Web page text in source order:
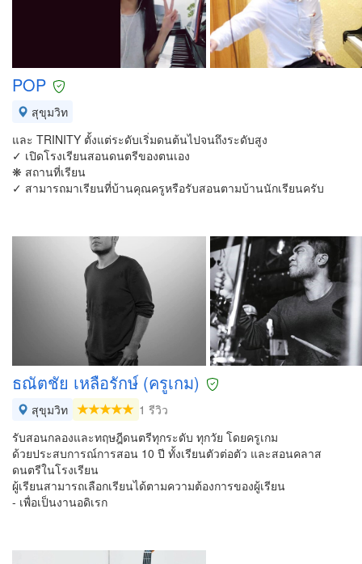
POP
สุขุมวิท
และ TRINITY ตั้งแต่ระดับเริ่มดนต้นไปจนถึงระดับสูง
✓ เปิดโรงเรียนสอนดนตรีของตนเอง
❋ สถานที่เรียน
✓ สามารถมาเรียนที่บ้านคุณครูหรือรับสอนตามบ้านนักเรียนครับ
ธณัตชัย เหลือรักษ์ (ครูเกม)
สุขุมวิท
1 รีวิว
รับสอนกลองและทฤษฎีดนตรีทุกระดับ ทุกวัย โดยครูเกม
ด้วยประสบการณ์การสอน 10 ปี ทั้งเรียนตัวต่อตัว และสอนคลาส
ดนตรีในโรงเรียน
ผู้เรียนสามารถเลือกเรียนได้ตามความต้องการของผู้เรียน
- เพื่อเป็นงานอดิเรก